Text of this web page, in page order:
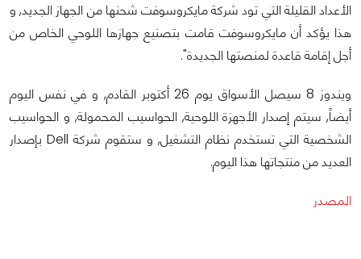
الأعداد القليلة التي تود شركة مايكروسوفت شحنها من الجهاز الجديد, و
هذا يؤكد أن مايكروسوفت قامت بتصنيع جهازها اللوحي الخاص من
أجل إقامة قاعدة لمنصتها الجديدة".
ويندوز 8 سيصل الأسواق يوم 26 أكتوبر القادم, و في نفس اليوم
أيضاً, سيتم إصدار الأجهزة اللوحية, الحواسيب المحمولة, و الحواسيب
الشخصية التي تستخدم نظام التشغيل, و ستقوم شركة Dell بإصدار
العديد من منتجاتها هذا اليوم.
المصدر